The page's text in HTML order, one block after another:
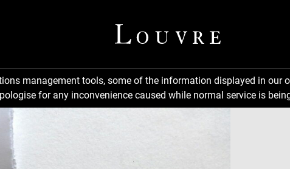
management tools, some of the information displayed in
for any inconvenience caused while normal service is